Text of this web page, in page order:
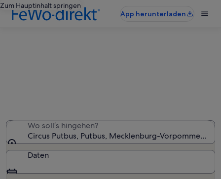
Zum Hauptinhalt springen
App herunterladen
Wo soll’s hingehen?
Circus Putbus, Putbus, Mecklenburg-Vorpommern,
Daten